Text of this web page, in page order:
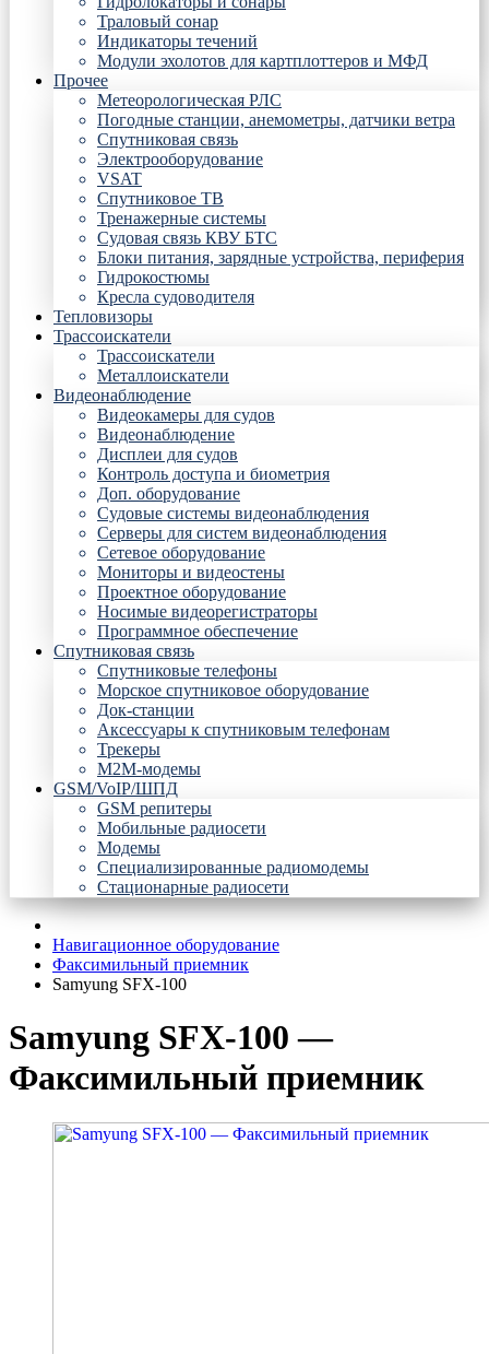
Траловый сонар
Индикаторы течений
Модули эхолотов для картплоттеров и МФД
Прочее
Метеорологическая РЛС
Погодные станции, анемометры, датчики ветра
Спутниковая связь
Электрооборудование
VSAT
Спутниковое ТВ
Тренажерные системы
Судовая связь КВУ БТС
Блоки питания, зарядные устройства, периферия
Гидрокостюмы
Кресла судоводителя
Тепловизоры
Трассоискатели
Трассоискатели
Металлоискатели
Видеонаблюдение
Видеокамеры для судов
Видеонаблюдение
Дисплеи для судов
Контроль доступа и биометрия
Доп. оборудование
Судовые системы видеонаблюдения
Серверы для систем видеонаблюдения
Сетевое оборудование
Мониторы и видеостены
Проектное оборудование
Носимые видеорегистраторы
Программное обеспечение
Спутниковая связь
Спутниковые телефоны
Морское спутниковое оборудование
Док-станции
Аксессуары к спутниковым телефонам
Трекеры
М2М-модемы
GSM/VoIP/ШПД
GSM репитеры
Мобильные радиосети
Модемы
Специализированные радиомодемы
Стационарные радиосети
Навигационное оборудование
Факсимильный приемник
Samyung SFX-100
Samyung SFX-100 —
Факсимильный приемник